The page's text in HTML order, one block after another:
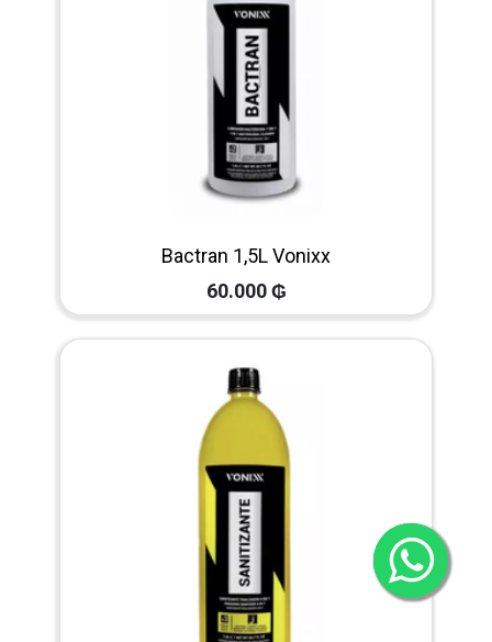
Bactran 1,5L Vonixx
60.000₲